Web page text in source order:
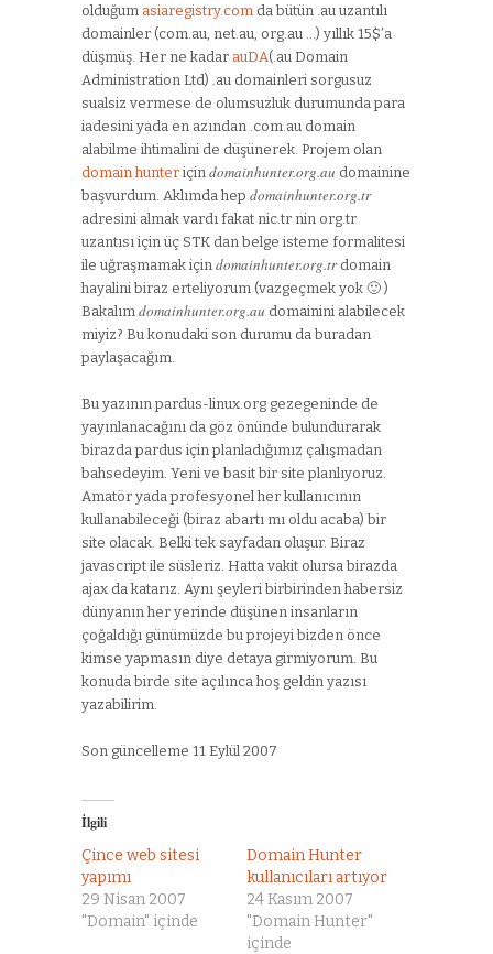
olduğum asiaregistry.com da bütün .au uzantılı
domainler (com.au, net.au, org.au …) yıllık 15$’a
düşmüş. Her ne kadar auDA(.au Domain
Administration Ltd) .au domainleri sorgusuz
sualsiz vermese de olumsuzluk durumunda para
iadesini yada en azından .com.au domain
alabilme ihtimalini de düşünerek. Projem olan
domain hunter için domainhunter.org.au domainine
başvurdum. Aklımda hep domainhunter.org.tr
adresini almak vardı fakat nic.tr nin org.tr
uzantısı için üç STK dan belge isteme formalitesi
ile uğraşmamak için domainhunter.org.trdomain
hayalini biraz erteliyorum (vazgeçmek yok 🙂 )
Bakalım domainhunter.org.au domainini alabilecek
miyiz? Bu konudaki son durumu da buradan
paylaşacağım.
Bu yazının pardus-linux.org gezegeninde de
yayınlanacağını da göz önünde bulundurarak
birazda pardus için planladığımız çalışmadan
bahsedeyim. Yeni ve basit bir site planlıyoruz.
Amatör yada profesyonel her kullanıcının
kullanabileceği (biraz abartı mı oldu acaba) bir
site olacak. Belki tek sayfadan oluşur. Biraz
javascript ile süsleriz. Hatta vakit olursa birazda
ajax da katarız. Aynı şeyleri birbirinden habersiz
dünyanın her yerinde düşünen insanların
çoğaldığı günümüzde bu projeyi bizden önce
kimse yapmasın diye detaya girmiyorum. Bu
konuda birde site açılınca hoş geldin yazısı
yazabilirim.
Son güncelleme 11 Eylül 2007
İlgili
Çince web sitesi
yapımı
29 Nisan 2007
"Domain" içinde
Domain Hunter
kullanıcıları artıyor
24 Kasım 2007
"Domain Hunter"
içinde